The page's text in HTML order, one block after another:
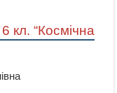
кл. “Космічна